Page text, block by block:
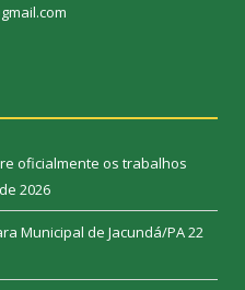
oficialmente os trabalhos
2026
Municipal de Jacundá/PA22